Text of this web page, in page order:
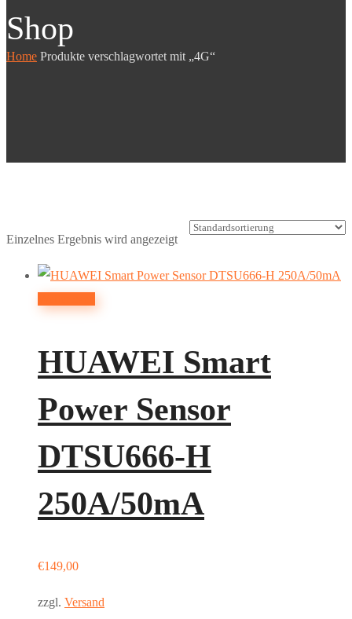
Shop
Home Produkte verschlagwortet mit „4G“
Einzelnes Ergebnis wird angezeigt
HUAWEI Smart
Power Sensor
DTSU666-H
250A/50mA
€149,00
zzgl. Versand